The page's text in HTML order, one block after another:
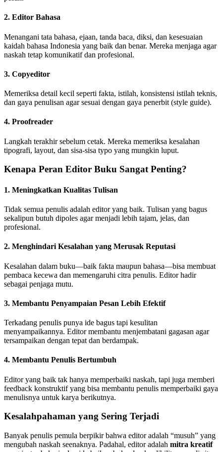
2. Editor Bahasa
Menangani tata bahasa, ejaan, tanda baca, diksi, dan kesesuaian
kaidah bahasa Indonesia yang baik dan benar. Mereka menjaga agar
naskah tetap komunikatif dan profesional.
3. Copyeditor
Memeriksa detail kecil seperti fakta, istilah, konsistensi istilah teknis,
dan gaya penulisan agar sesuai dengan gaya penerbit (style guide).
4. Proofreader
Langkah terakhir sebelum cetak. Mereka memeriksa kesalahan
tipografi, layout, dan sisa-sisa typo yang mungkin luput.
Kenapa Peran Editor Buku Sangat Penting?
1. Meningkatkan Kualitas Tulisan
Tidak semua penulis adalah editor yang baik. Tulisan yang bagus
sekalipun butuh dipoles agar menjadi lebih tajam, jelas, dan
profesional.
2. Menghindari Kesalahan yang Merusak Reputasi
Kesalahan dalam buku—baik fakta maupun bahasa—bisa membuat
pembaca kecewa dan memengaruhi citra penulis. Editor hadir
sebagai penjaga mutu.
3. Membantu Penyampaian Pesan Lebih Efektif
Terkadang penulis punya ide bagus tapi kesulitan
menyampaikannya. Editor membantu menjembatani gagasan agar
tersampaikan dengan tepat dan berdampak.
4. Membantu Penulis Bertumbuh
Editor yang baik tak hanya memperbaiki naskah, tapi juga memberi
feedback konstruktif yang bisa membantu penulis memperbaiki gaya
menulisnya untuk karya berikutnya.
Kesalahpahaman yang Sering Terjadi
Banyak penulis pemula berpikir bahwa editor adalah “musuh” yang
mengubah naskah seenaknya. Padahal, editor adalah mitra kreatif